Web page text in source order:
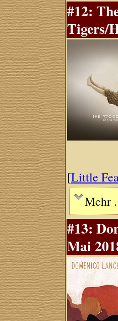
#12:
Tigers/
[Little
Mehr
#13:
Mai